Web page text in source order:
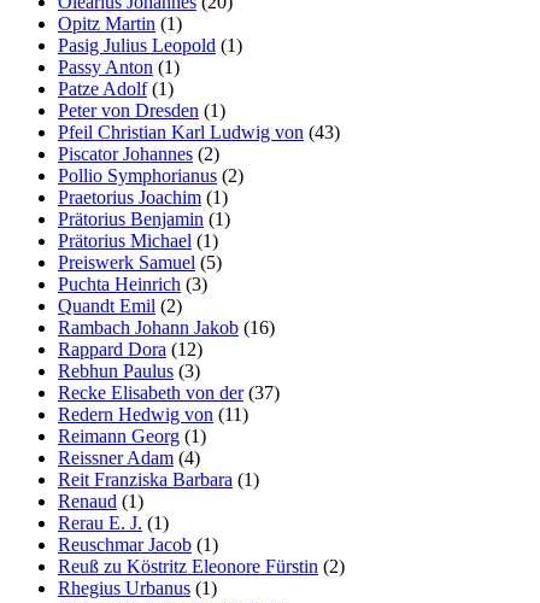
Opitz Martin (1)
Pasig Julius Leopold (1)
Passy Anton (1)
Patze Adolf(1)
Peter von Dresden (1)
Pfeil Christian Karl Ludwig von (43)
Piscator Johannes (2)
Pollio Symphorianus (2)
Praetorius Joachim (1)
Prätorius Benjamin (1)
Prätorius Michael (1)
Preiswerk Samuel (5)
Puchta Heinrich (3)
Quandt Emil (2)
Rambach Johann Jakob (16)
Rappard Dora (12)
Rebhun Paulus (3)
Recke Elisabeth von der(37)
Redern Hedwig von (11)
Reimann Georg (1)
Reissner Adam (4)
Reit Franziska Barbara (1)
Renaud (1)
Rerau E. J. (1)
Reuschmar Jacob (1)
Reuß zu Köstritz Eleonore Fürstin (2)
Rhegius Urbanus (1)